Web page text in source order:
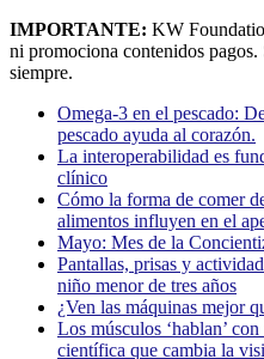
IMPORTANTE: KW
ni promociona contenidos pagos.
siempre.
Omega-3 en el pescado:
pescado ayuda al corazón.
La interoperabilidad es
clínico
Cómo la forma de comer
alimentos influyen en el
Mayo: Mes de la
Pantallas, prisas y
niño menor de tres años
¿Ven las máquinas mejor
Los músculos ‘hablan’
científica que cambia la